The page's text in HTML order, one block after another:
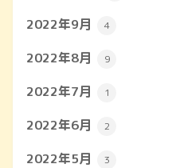
2022年9月 4
2022年8月 9
2022年7月 1
2022年6月 2
2022年5月 3